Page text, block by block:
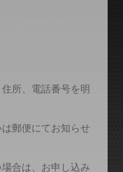
所、電話番号を明
郵便にてお知らせ
合は、お申し込み